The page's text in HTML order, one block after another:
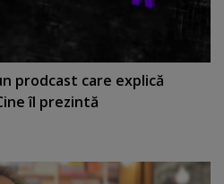
prodcast care explică
îl prezintă